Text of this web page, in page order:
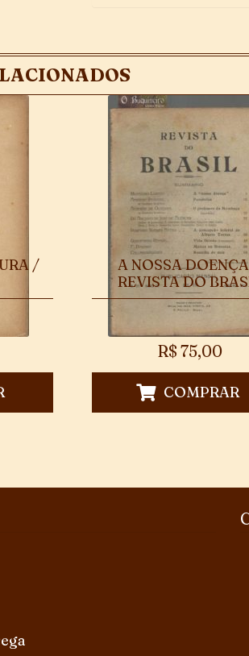
/
A NOSSA
REVISTA DO
R$ 75,00
COMPRAR